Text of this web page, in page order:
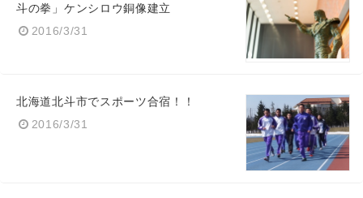
斗の拳」ケンシロウ銅像建立
2016/3/31
北海道北斗市でスポーツ合宿！！
2016/3/31